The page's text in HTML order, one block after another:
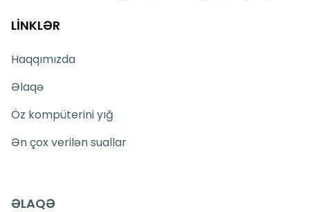
LİNKLƏR
Haqqımızda
Əlaqə
Öz kompüterini yığ
Ən çox verilən suallar
ƏLAQƏ